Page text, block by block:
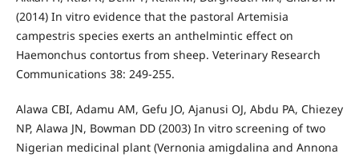
(2014) In vitro evidence that the pastoral Artemisia
campestris species exerts an anthelmintic effect on
Haemonchus contortus from sheep. Veterinary Research
Communications 38: 249-255.
Alawa CBI, Adamu AM, Gefu JO, Ajanusi OJ, Abdu PA, Chiezey
NP, Alawa JN, Bowman DD (2003) In vitro screening of two
Nigerian medicinal plant (Vernonia amigdalina and Annona